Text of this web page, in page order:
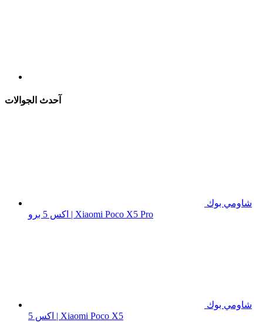
آحدث الجوالات
شاومي بوك
اكس 5 برو | Xiaomi Poco X5 Pro
شاومي بوك
اكس 5 | Xiaomi Poco X5